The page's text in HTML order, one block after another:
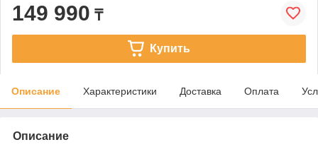
149 990 ₸
Купить
Описание Характеристики Доставка Оплата
Описание